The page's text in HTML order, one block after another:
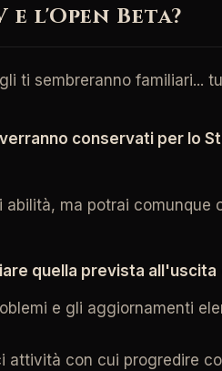
l'Open Beta?
ti sembreranno familiari...
conservati per lo
ma potrai comunque
quella prevista all'uscita
e gli aggiornamenti
con cui progredire